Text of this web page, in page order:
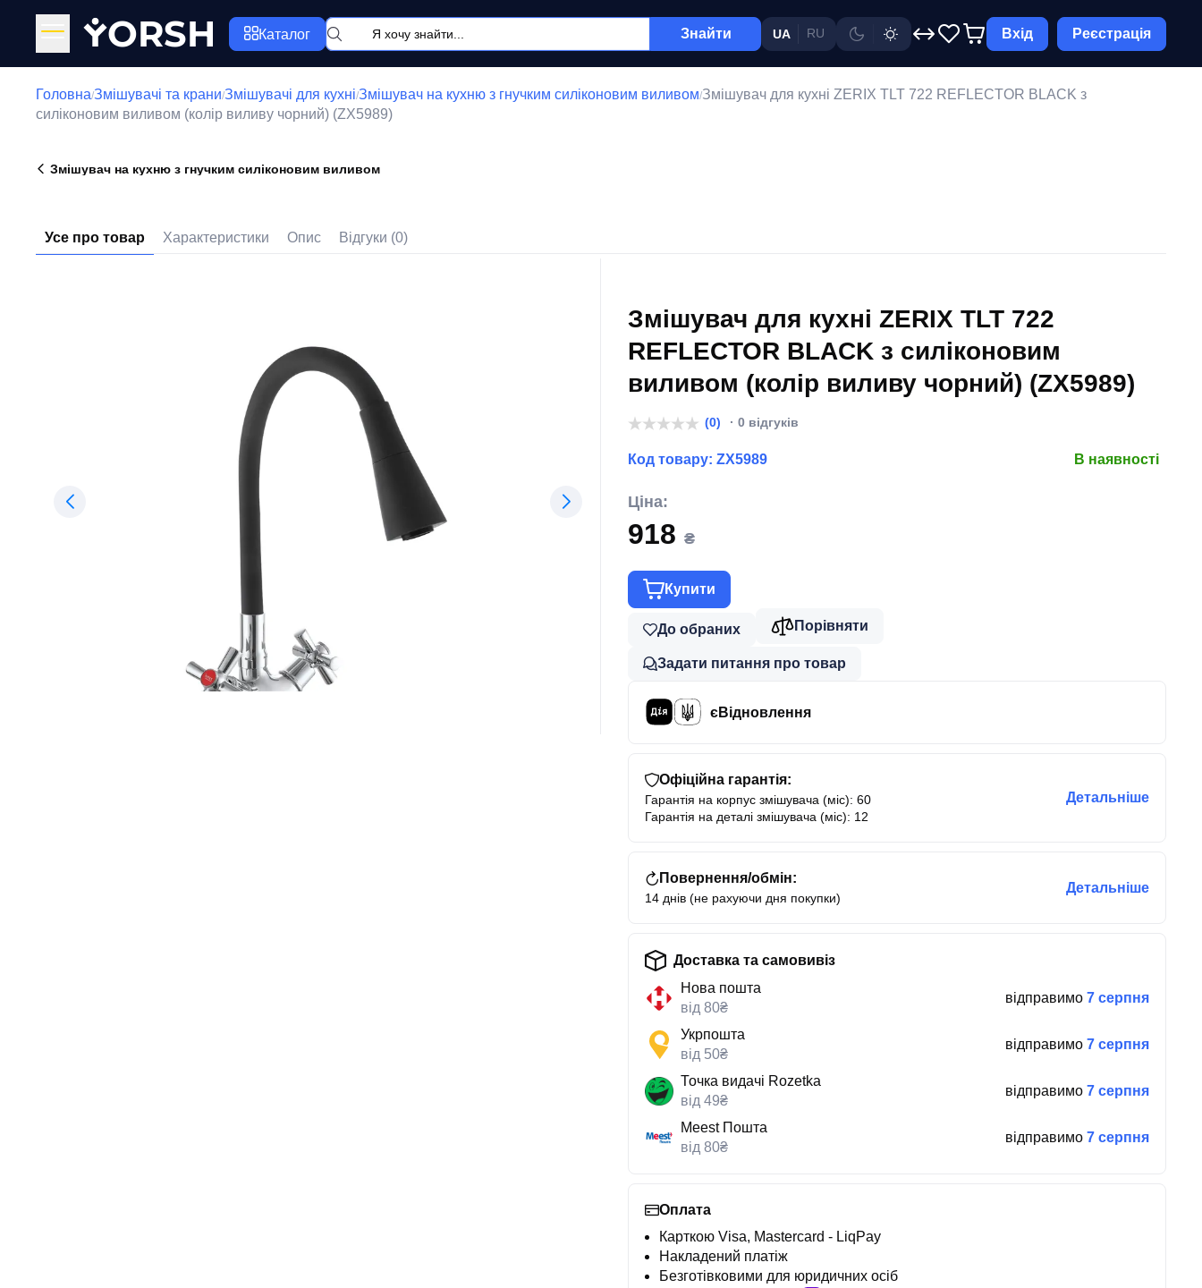
YORSH Каталог Знайти UA RU Вхід Реєстрація
Головна/Змішувачі та крани/Змішувачі для кухні/Змішувач на кухню з гнучким силіконовим виливом/Змішувач для кухні ZERIX TLT 722 REFLECTOR BLACK з
силіконовим виливом (колір виливу чорний) (ZX5989)
Змішувач на кухню з гнучким силіконовим виливом
Усе про товар Характеристики Опис Відгуки (0)
Змішувач для кухні ZERIX TLT 722
REFLECTOR BLACK з силіконовим
виливом (колір виливу чорний) (ZX5989)
(0) · 0 відгуків
Код товару: ZX5989 В наявності
Ціна:
918 ₴
Купити
До обраних Порівняти
Задати питання про товар
єВідновлення
Офіційна гарантія:
Гарантія на корпус змішувача (міс): 60
Гарантія на деталі змішувача (міс): 12
Детальніше
Повернення/обмін:
14 днів (не рахуючи дня покупки)
Детальніше
Доставка та самовивіз
Нова пошта
від 80₴
відправимо 7 серпня
Укрпошта
від 50₴
відправимо 7 серпня
Точка видачі Rozetka
від 49₴
відправимо 7 серпня
Meest Пошта
від 80₴
відправимо 7 серпня
Оплата
Карткою Visa, Mastercard - LiqPay
Накладений платіж
Безготівковими для юридичних осіб